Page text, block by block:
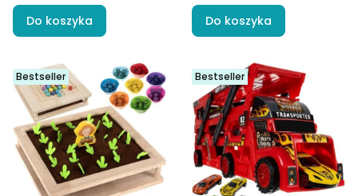
Do koszyka Do koszyka
Bestseller Bestseller